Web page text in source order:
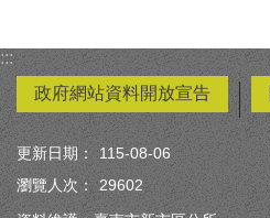
:::
政府網站資料開放宣告
更新日期：
115-08-06
瀏覽人次：
29602